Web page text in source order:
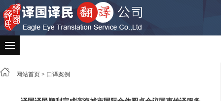
网站首页 > 口译案例